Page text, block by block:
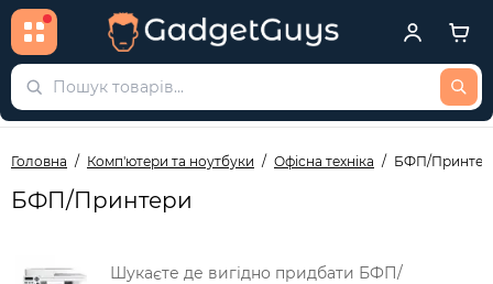
Головна Комп'ютери та ноутбуки Офісна техніка БФП/
БФП/Принтери
Шукаєте де вигідно придбати БФП/